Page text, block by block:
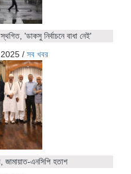
'ডাকসু নির্বাচনে বাধা নেই'
/ সব খবর
জামায়াত-এনসিপি হতাশ